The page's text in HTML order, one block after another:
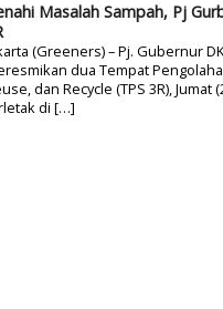
Masalah Sampah, Pj
(Greeners) – Pj. Gubernur
dua Tempat
dan Recycle (TPS 3R),
di […]